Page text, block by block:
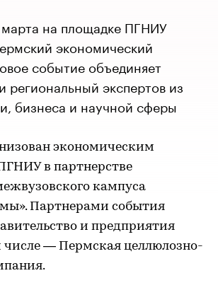
на площадке ПГНИУ
экономический
событие объединяет
региональный экспертов из
бизнеса и научной сферы
экономическим
в партнерстве
кампуса
Партнерами события
и предприятия
числе — Пермская целлюлозно-